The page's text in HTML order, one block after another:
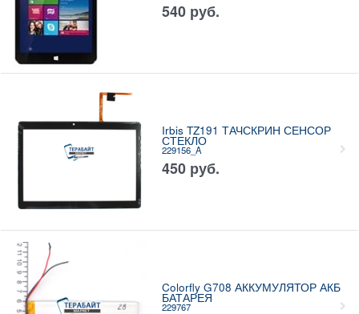
540 руб.
Irbis TZ191 ТАЧСКРИН СЕНСОР
СТЕКЛО
229156_A
450 руб.
Colorfly G708 АККУМУЛЯТОР АКБ
БАТАРЕЯ
229767